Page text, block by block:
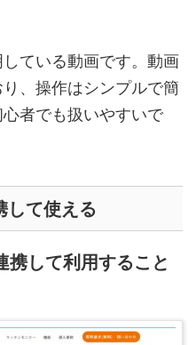
ている動画です。動画
、操作はシンプルで簡
者でも扱いやすいで
して使える
して利用すること